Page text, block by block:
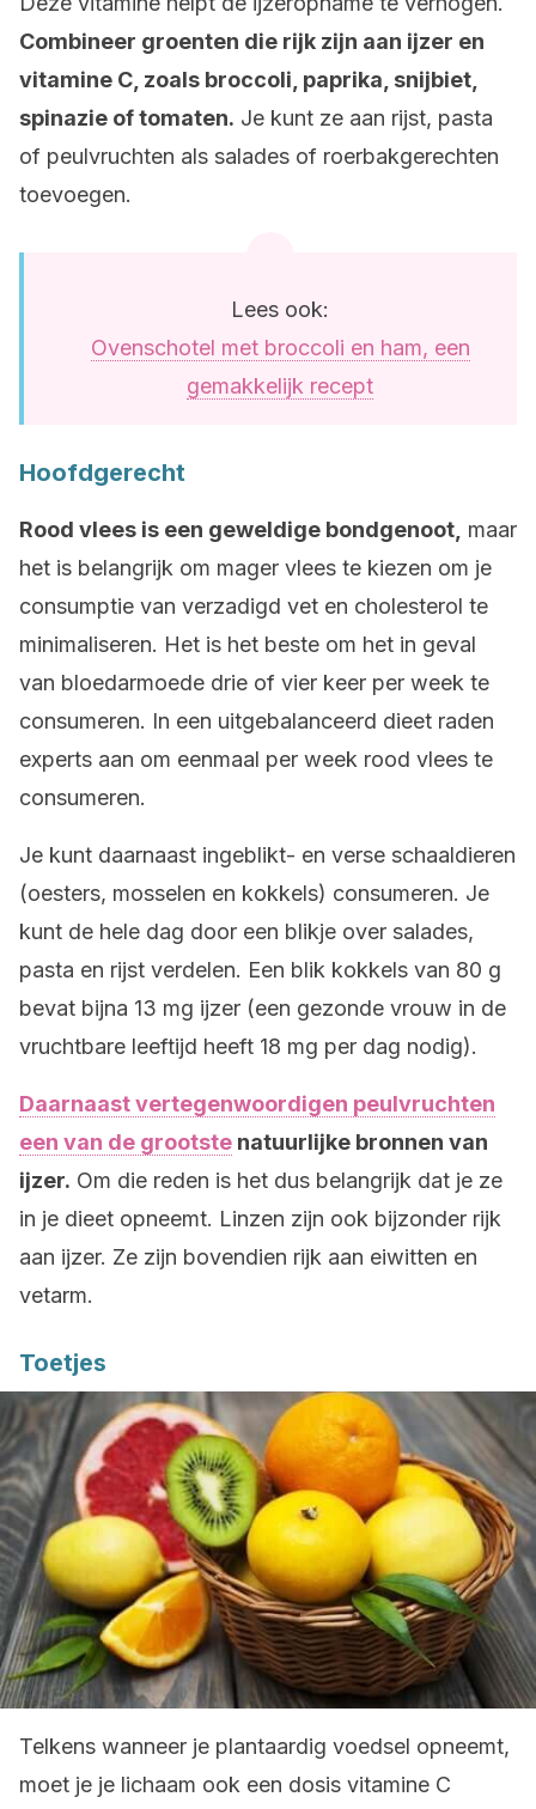
Combineer groenten die rijk zijn aan ijzer en
vitamine C, zoals broccoli, paprika, snijbiet,
spinazie of tomaten. Je kunt ze aan rijst, pasta
of peulvruchten als salades of roerbakgerechten
toevoegen.
Lees ook:
Ovenschotel met broccoli en ham, een
gemakkelijk recept
Hoofdgerecht
Rood vlees is een geweldige bondgenoot, maar
het is belangrijk om mager vlees te kiezen om je
consumptie van verzadigd vet en cholesterol te
minimaliseren. Het is het beste om het in geval
van bloedarmoede drie of vier keer per week te
consumeren. In een uitgebalanceerd dieet raden
experts aan om eenmaal per week rood vlees te
consumeren.
Je kunt daarnaast ingeblikt- en verse schaaldieren
(oesters, mosselen en kokkels) consumeren. Je
kunt de hele dag door een blikje over salades,
pasta en rijst verdelen. Een blik kokkels van 80 g
bevat bijna 13 mg ijzer (een gezonde vrouw in de
vruchtbare leeftijd heeft 18 mg per dag nodig).
Daarnaast vertegenwoordigen peulvruchten
een van de grootste natuurlijke bronnen van
ijzer. Om die reden is het dus belangrijk dat je ze
in je dieet opneemt. Linzen zijn ook bijzonder rijk
aan ijzer. Ze zijn bovendien rijk aan eiwitten en
vetarm.
Toetjes
Telkens wanneer je plantaardig voedsel opneemt,
moet je je lichaam ook een dosis vitamine C